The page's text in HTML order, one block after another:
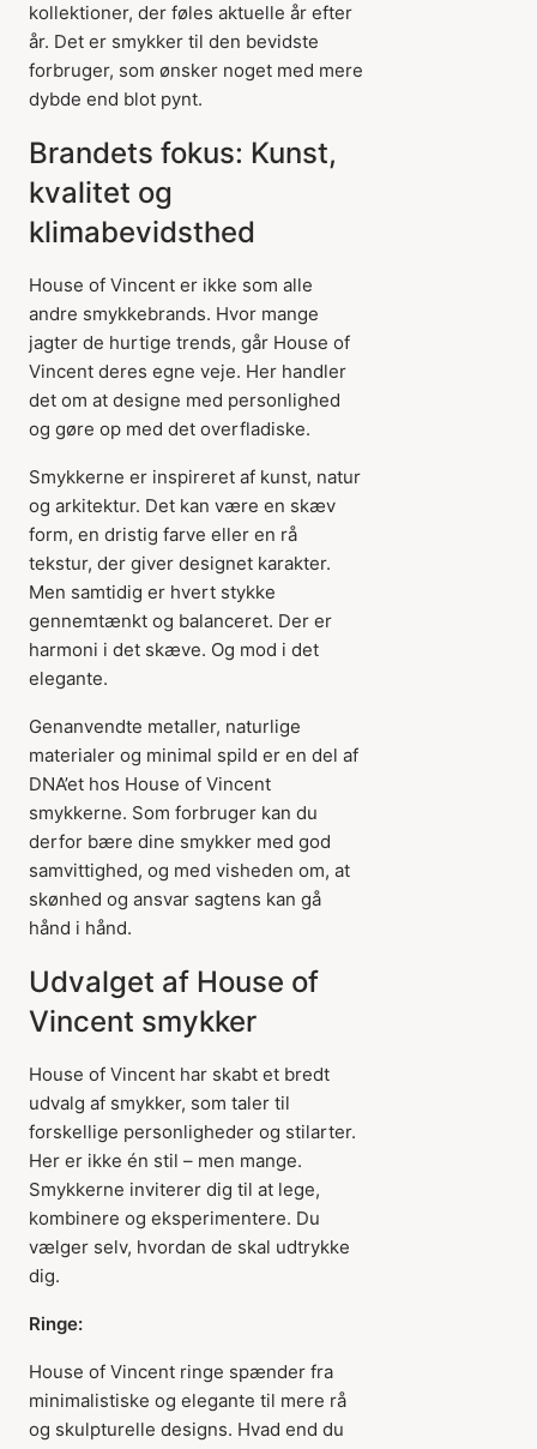
kollektioner, der føles aktuelle år efter
år. Det er smykker til den bevidste
forbruger, som ønsker noget med mere
dybde end blot pynt.
Brandets fokus: Kunst,
kvalitet og
klimabevidsthed
House of Vincent er ikke som alle
andre smykkebrands. Hvor mange
jagter de hurtige trends, går House of
Vincent deres egne veje. Her handler
det om at designe med personlighed
og gøre op med det overfladiske.
Smykkerne er inspireret af kunst, natur
og arkitektur. Det kan være en skæv
form, en dristig farve eller en rå
tekstur, der giver designet karakter.
Men samtidig er hvert stykke
gennemtænkt og balanceret. Der er
harmoni i det skæve. Og mod i det
elegante.
Genanvendte metaller, naturlige
materialer og minimal spild er en del af
DNA’et hos House of Vincent
smykkerne. Som forbruger kan du
derfor bære dine smykker med god
samvittighed, og med visheden om, at
skønhed og ansvar sagtens kan gå
hånd i hånd.
Udvalget af House of
Vincent smykker
House of Vincent har skabt et bredt
udvalg af smykker, som taler til
forskellige personligheder og stilarter.
Her er ikke én stil – men mange.
Smykkerne inviterer dig til at lege,
kombinere og eksperimentere. Du
vælger selv, hvordan de skal udtrykke
dig.
Ringe:
House of Vincent ringe spænder fra
minimalistiske og elegante til mere rå
og skulpturelle designs. Hvad end du